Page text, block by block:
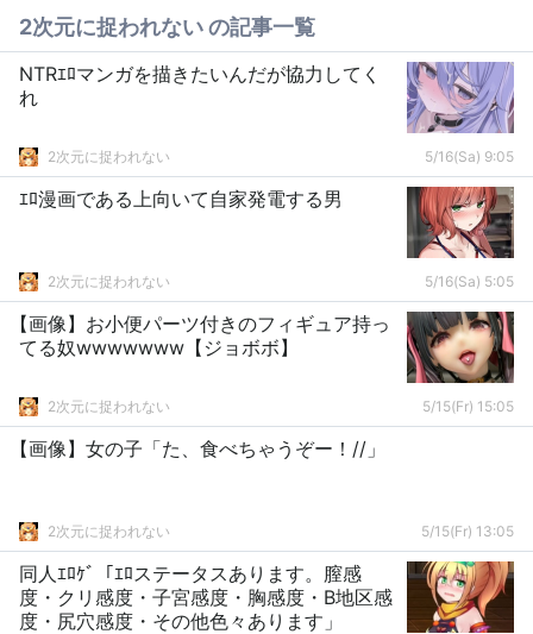
2次元に捉われない の記事一覧
NTRｴﾛマンガを描きたいんだが協力してく
れ
2次元に捉われない 5/16(Sa) 9:05
ｴﾛ漫画である上向いて自家発電する男
2次元に捉われない 5/16(Sa) 5:05
【画像】お小便パーツ付きのフィギュア持っ
てる奴wwwwwww【ジョボボ】
2次元に捉われない 5/15(Fr) 15:05
【画像】女の子「た、食べちゃうぞー！//」
2次元に捉われない 5/15(Fr) 13:05
同人ｴﾛｹﾞ「ｴﾛステータスあります。膣感
度・クリ感度・子宮感度・胸感度・B地区感
度・尻穴感度・その他色々あります」